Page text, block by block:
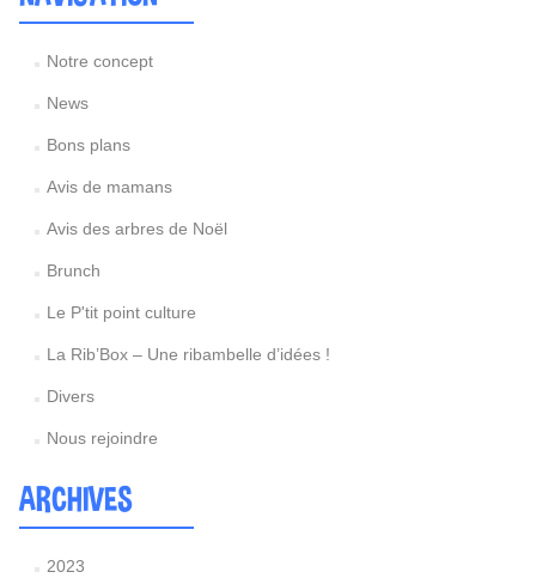
Notre concept
News
Bons plans
Avis de mamans
Avis des arbres de Noël
Brunch
Le P'tit point culture
La Rib’Box – Une ribambelle d’idées !
Divers
Nous rejoindre
ARCHIVES
2023